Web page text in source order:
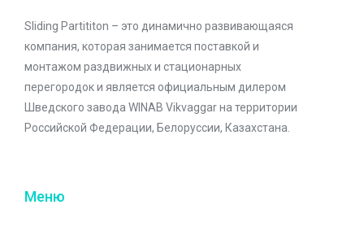
Sliding Partititon – это динамично развивающаяся
компания, которая занимается поставкой и
монтажом раздвижных и стационарных
перегородок и является официальным дилером
Шведского завода WINAB Vikvaggar на территории
Российской Федерации, Белоруссии, Казахстана.
Меню